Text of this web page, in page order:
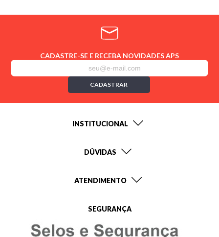
CADASTRE-SE E RECEBA NOVIDADES APS
CADASTRAR
INSTITUCIONAL
DÚVIDAS
ATENDIMENTO
SEGURANÇA